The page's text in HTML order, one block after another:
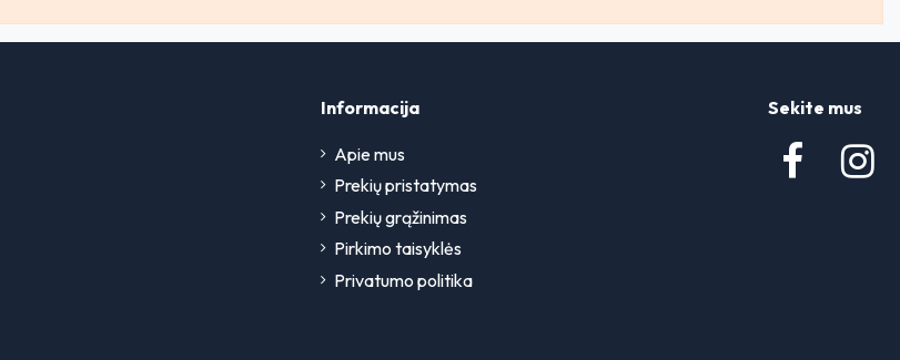
Informacija
Apie mus
Prekių pristatymas
Prekių grąžinimas
Pirkimo taisyklės
Privatumo politika
Sekite mus